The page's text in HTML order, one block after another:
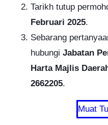
Tarikh tutup
Februari 2025.
Sebarang
hubungi Jabatan
Harta Majlis
2662205.
Muat